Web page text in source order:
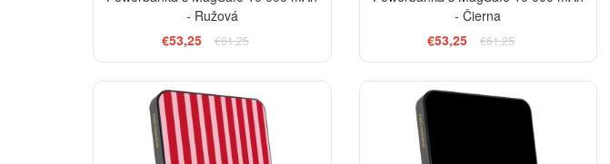
- Ružová
€53,25
€61,25
- Čierna
€53,25
€61,25